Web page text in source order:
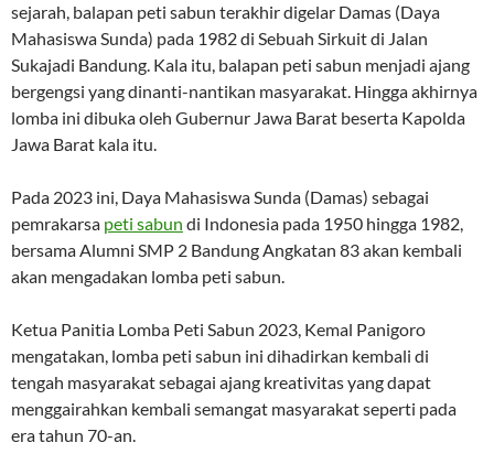
sejarah, balapan peti sabun terakhir digelar Damas (Daya
Mahasiswa Sunda) pada 1982 di Sebuah Sirkuit di Jalan
Sukajadi Bandung. Kala itu, balapan peti sabun menjadi ajang
bergengsi yang dinanti-nantikan masyarakat. Hingga akhirnya
lomba ini dibuka oleh Gubernur Jawa Barat beserta Kapolda
Jawa Barat kala itu.
Pada 2023 ini, Daya Mahasiswa Sunda (Damas) sebagai
pemrakarsa peti sabun di Indonesia pada 1950 hingga 1982,
bersama Alumni SMP 2 Bandung Angkatan 83 akan kembali
akan mengadakan lomba peti sabun.
Ketua Panitia Lomba Peti Sabun 2023, Kemal Panigoro
mengatakan, lomba peti sabun ini dihadirkan kembali di
tengah masyarakat sebagai ajang kreativitas yang dapat
menggairahkan kembali semangat masyarakat seperti pada
era tahun 70-an.